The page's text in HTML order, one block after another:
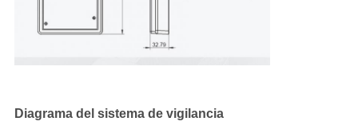
Diagrama del sistema de vigilancia